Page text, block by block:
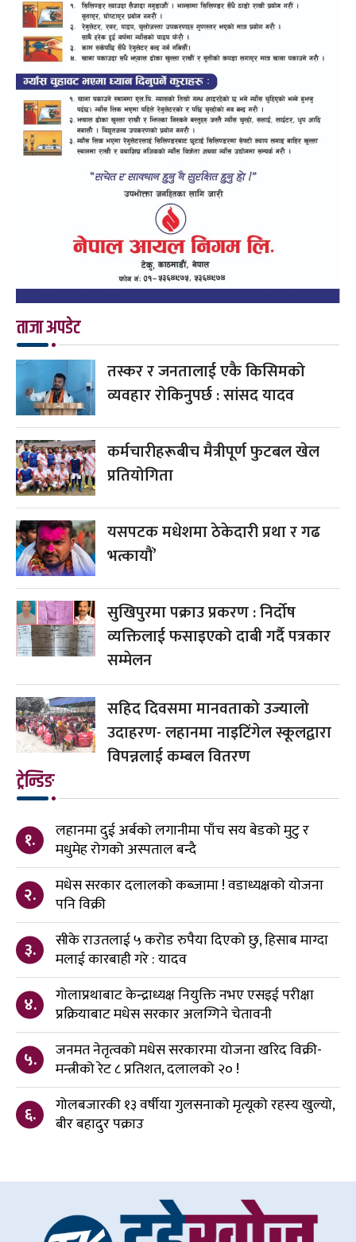
ताजा अपडेट
तस्कर र जनतालाई एकै किसिमको
व्यवहार रोकिनुपर्छ : सांसद यादव
कर्मचारीहरूबीच मैत्रीपूर्ण फुटबल खेल
प्रतियोगिता
यसपटक मधेशमा ठेकेदारी प्रथा र गढ
भत्कायौं’
सुखिपुरमा पक्राउ प्रकरण : निर्दोष
व्यक्तिलाई फसाइएको दाबी गर्दै पत्रकार
सम्मेलन
सहिद दिवसमा मानवताको उज्यालो
उदाहरण- लहानमा नाइटिंगेल स्कूलद्वारा
विपन्नलाई कम्बल वितरण
ट्रेन्डिङ
१.
लहानमा दुई अर्बको लगानीमा पाँच सय बेडको मुटु र
मधुमेह रोगको अस्पताल बन्दै
२.
मधेस सरकार दलालको कब्जामा ! वडाध्यक्षको योजना
पनि विक्री
३.
सीके राउतलाई ५ करोड रुपैया दिएको छु, हिसाब माग्दा
मलाई कारबाही गरे : यादव
४.
गोलाप्रथाबाट केन्द्राध्यक्ष नियुक्ति नभए एसइई परीक्षा
प्रक्रियाबाट मधेस सरकार अलग्गिने चेतावनी
५.
जनमत नेतृत्वको मधेस सरकारमा योजना खरिद विक्री-
मन्त्रीको रेट ८ प्रतिशत, दलालको २० !
६.
गोलबजारकी १३ वर्षीया गुलसनाको मृत्यूको रहस्य खुल्यो,
बीर बहादुर पक्राउ